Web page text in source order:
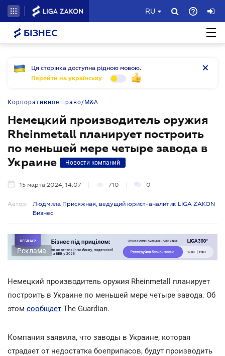
RU
БІЗНЕС
Ця сторінка доступна рідною мовою.
Перейти на українську
Корпоративное право/M&A
Немецкий производитель оружия
Rheinmetall планирует построить
по меньшей мере четыре завода в
Украине
Новости компаний
15 марта 2024, 14:07 710 0
Автор:
Людмила Присяжная, ведущий юрист-аналитик LIGA ZAKON
Бизнес
Реклама
Немецкий производитель оружия Rheinmetall планирует
построить в Украине по меньшей мере четыре завода. Об
этом сообщает The Guardian.
Компания заявила, что заводы в Украине, которая
страдает от недостатка боеприпасов, будут производить